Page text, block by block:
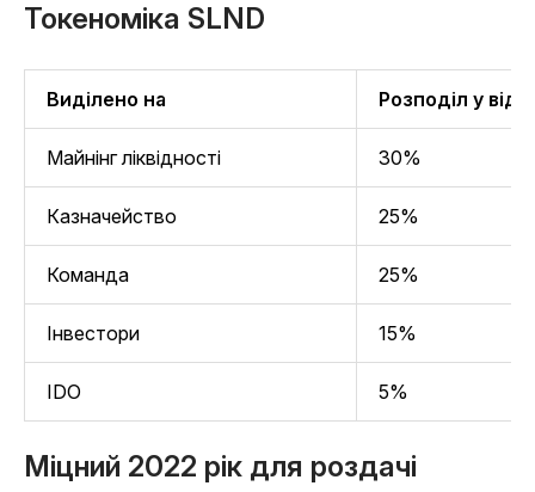
Токеноміка SLND
Виділено на Розподіл у
Майнінг ліквідності 30%
Казначейство 25%
Команда 25%
Інвестори 15%
IDO 5%
Міцний 2022 рік для роздачі